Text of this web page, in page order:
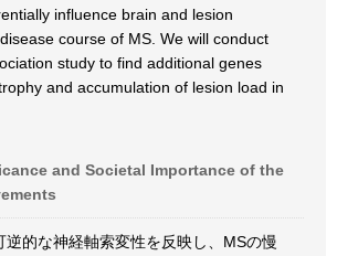
influence brain and lesion
course of MS. We will conduct
study to find additional genes
and accumulation of lesion load in
and Societal Importance of the
逆的な神経軸索変性を反映し、MSの慢